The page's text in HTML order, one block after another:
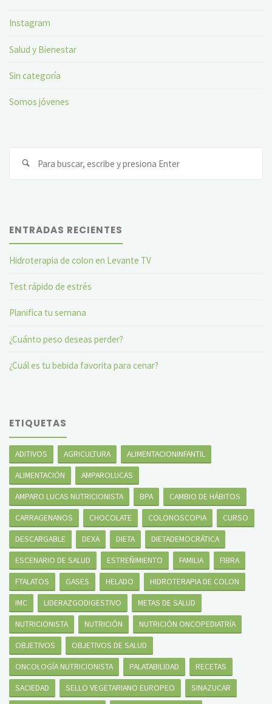
Instagram
Salud y Bienestar
Sin categoría
Somos jóvenes
ENTRADAS RECIENTES
Hidroterapia de colon en Levante TV
Test rápido de estrés
Planifica tu semana
¿Cuánto peso deseas perder?
¿Cuál es tu bebida favorita para cenar?
ETIQUETAS
ADITIVOS AGRICULTURA
ALIMENTACIONINFANTIL
ALIMENTACIÓN
AMPAROLUCAS
AMPARO LUCAS NUTRICIONISTA
BPA
CAMBIO DE HÁBITOS
CARRAGENANOS
CHOCOLATE COLONOSCOPIA
CURSO
DESCARGABLE
DEXA DIETA
DIETADEMOCRÁTICA
ESCENARIO DE SALUD
ESTREÑIMIENTO FAMILIA
FIBRA
FTALATOS
GASES HELADO
HIDROTERAPIA DE COLON
IMC
LIDERAZGODIGESTIVO
METAS DE SALUD
NUTRICIONISTA
NUTRICIÓN
NUTRICIÓN ONCOPEDIATRÍA
OBJETIVOS
OBJETIVOS DE SALUD
ONCOLOGÍA NUTRICIONISTA
PALATABILIDAD
RECETAS
SACIEDAD
SELLO VEGETARIANO EUROPEO
SINAZUCAR